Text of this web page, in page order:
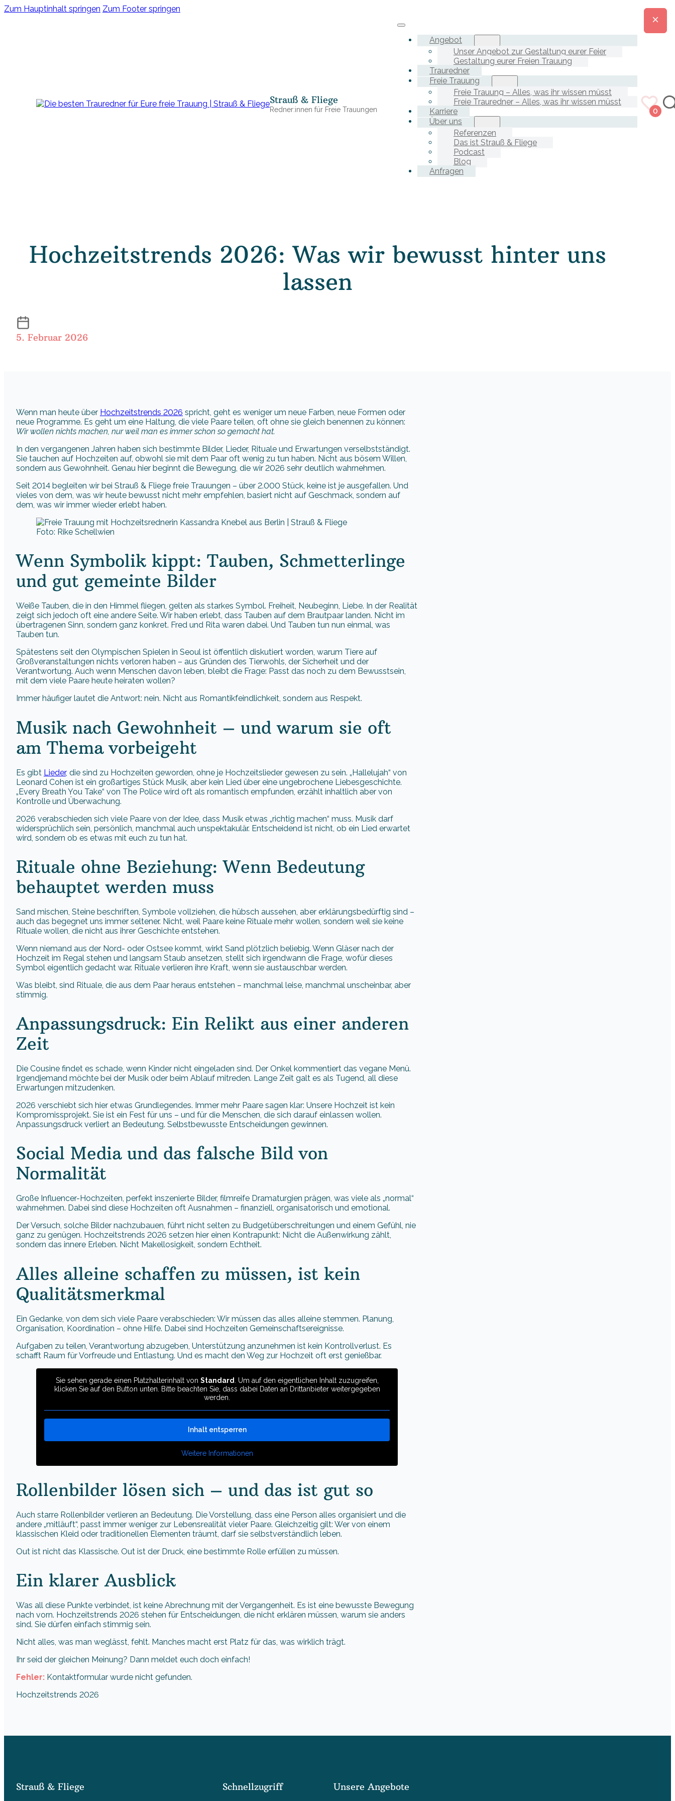
Zum Hauptinhalt springen Zum Footer springen
Strauß & Fliege
Redner:innen für Freie Trauungen
Angebot
Unser Angebot zur Gestaltung eurer Feier
Gestaltung eurer Freien Trauung
Trauredner
Freie Trauung
Freie Trauung – Alles, was ihr wissen müsst
Freie Trauredner – Alles, was ihr wissen müsst
Karriere
Über uns
Referenzen
Das ist Strauß & Fliege
Podcast
Blog
Anfragen
0
Hochzeitstrends 2026: Was wir bewusst hinter uns
lassen
5. Februar 2026
Wenn man heute über Hochzeitstrends 2026 spricht, geht es weniger um neue Farben, neue Formen oder
neue Programme. Es geht um eine Haltung, die viele Paare teilen, oft ohne sie gleich benennen zu können:
Wir wollen nichts machen, nur weil man es immer schon so gemacht hat.
In den vergangenen Jahren haben sich bestimmte Bilder, Lieder, Rituale und Erwartungen verselbstständigt.
Sie tauchen auf Hochzeiten auf, obwohl sie mit dem Paar oft wenig zu tun haben. Nicht aus bösem Willen,
sondern aus Gewohnheit. Genau hier beginnt die Bewegung, die wir 2026 sehr deutlich wahrnehmen.
Seit 2014 begleiten wir bei Strauß & Fliege freie Trauungen – über 2.000 Stück, keine ist je ausgefallen. Und
vieles von dem, was wir heute bewusst nicht mehr empfehlen, basiert nicht auf Geschmack, sondern auf
dem, was wir immer wieder erlebt haben.
Foto: Rike Schellwien
Wenn Symbolik kippt: Tauben, Schmetterlinge
und gut gemeinte Bilder
Weiße Tauben, die in den Himmel fliegen, gelten als starkes Symbol. Freiheit, Neubeginn, Liebe. In der Realität
zeigt sich jedoch oft eine andere Seite. Wir haben erlebt, dass Tauben auf dem Brautpaar landen. Nicht im
übertragenen Sinn, sondern ganz konkret. Fred und Rita waren dabei. Und Tauben tun nun einmal, was
Tauben tun.
Spätestens seit den Olympischen Spielen in Seoul ist öffentlich diskutiert worden, warum Tiere auf
Großveranstaltungen nichts verloren haben – aus Gründen des Tierwohls, der Sicherheit und der
Verantwortung. Auch wenn Menschen davon leben, bleibt die Frage: Passt das noch zu dem Bewusstsein,
mit dem viele Paare heute heiraten wollen?
Immer häufiger lautet die Antwort: nein. Nicht aus Romantikfeindlichkeit, sondern aus Respekt.
Musik nach Gewohnheit – und warum sie oft
am Thema vorbeigeht
Es gibt Lieder, die sind zu Hochzeiten geworden, ohne je Hochzeitslieder gewesen zu sein. „Hallelujah“ von
Leonard Cohen ist ein großartiges Stück Musik, aber kein Lied über eine ungebrochene Liebesgeschichte.
„Every Breath You Take“ von The Police wird oft als romantisch empfunden, erzählt inhaltlich aber von
Kontrolle und Überwachung.
2026 verabschieden sich viele Paare von der Idee, dass Musik etwas „richtig machen“ muss. Musik darf
widersprüchlich sein, persönlich, manchmal auch unspektakulär. Entscheidend ist nicht, ob ein Lied erwartet
wird, sondern ob es etwas mit euch zu tun hat.
Rituale ohne Beziehung: Wenn Bedeutung
behauptet werden muss
Sand mischen, Steine beschriften, Symbole vollziehen, die hübsch aussehen, aber erklärungsbedürftig sind –
auch das begegnet uns immer seltener. Nicht, weil Paare keine Rituale mehr wollen, sondern weil sie keine
Rituale wollen, die nicht aus ihrer Geschichte entstehen.
Wenn niemand aus der Nord- oder Ostsee kommt, wirkt Sand plötzlich beliebig. Wenn Gläser nach der
Hochzeit im Regal stehen und langsam Staub ansetzen, stellt sich irgendwann die Frage, wofür dieses
Symbol eigentlich gedacht war. Rituale verlieren ihre Kraft, wenn sie austauschbar werden.
Was bleibt, sind Rituale, die aus dem Paar heraus entstehen – manchmal leise, manchmal unscheinbar, aber
stimmig.
Anpassungsdruck: Ein Relikt aus einer anderen
Zeit
Die Cousine findet es schade, wenn Kinder nicht eingeladen sind. Der Onkel kommentiert das vegane Menü.
Irgendjemand möchte bei der Musik oder beim Ablauf mitreden. Lange Zeit galt es als Tugend, all diese
Erwartungen mitzudenken.
2026 verschiebt sich hier etwas Grundlegendes. Immer mehr Paare sagen klar: Unsere Hochzeit ist kein
Kompromissprojekt. Sie ist ein Fest für uns – und für die Menschen, die sich darauf einlassen wollen.
Anpassungsdruck verliert an Bedeutung. Selbstbewusste Entscheidungen gewinnen.
Social Media und das falsche Bild von
Normalität
Große Influencer-Hochzeiten, perfekt inszenierte Bilder, filmreife Dramaturgien prägen, was viele als „normal“
wahrnehmen. Dabei sind diese Hochzeiten oft Ausnahmen – finanziell, organisatorisch und emotional.
Der Versuch, solche Bilder nachzubauen, führt nicht selten zu Budgetüberschreitungen und einem Gefühl, nie
ganz zu genügen. Hochzeitstrends 2026 setzen hier einen Kontrapunkt: Nicht die Außenwirkung zählt,
sondern das innere Erleben. Nicht Makellosigkeit, sondern Echtheit.
Alles alleine schaffen zu müssen, ist kein
Qualitätsmerkmal
Ein Gedanke, von dem sich viele Paare verabschieden: Wir müssen das alles alleine stemmen. Planung,
Organisation, Koordination – ohne Hilfe. Dabei sind Hochzeiten Gemeinschaftsereignisse.
Aufgaben zu teilen, Verantwortung abzugeben, Unterstützung anzunehmen ist kein Kontrollverlust. Es
schafft Raum für Vorfreude und Entlastung. Und es macht den Weg zur Hochzeit oft erst genießbar.
Sie sehen gerade einen Platzhalterinhalt von Standard . Um auf den eigentlichen Inhalt zuzugreifen,
klicken Sie auf den Button unten. Bitte beachten Sie, dass dabei Daten an Drittanbieter weitergegeben
werden.
Inhalt entsperren
Weitere Informationen
Rollenbilder lösen sich – und das ist gut so
Auch starre Rollenbilder verlieren an Bedeutung. Die Vorstellung, dass eine Person alles organisiert und die
andere „mitläuft“, passt immer weniger zur Lebensrealität vieler Paare. Gleichzeitig gilt: Wer von einem
klassischen Kleid oder traditionellen Elementen träumt, darf sie selbstverständlich leben.
Out ist nicht das Klassische. Out ist der Druck, eine bestimmte Rolle erfüllen zu müssen.
Ein klarer Ausblick
Was all diese Punkte verbindet, ist keine Abrechnung mit der Vergangenheit. Es ist eine bewusste Bewegung
nach vorn. Hochzeitstrends 2026 stehen für Entscheidungen, die nicht erklären müssen, warum sie anders
sind. Sie dürfen einfach stimmig sein.
Nicht alles, was man weglässt, fehlt. Manches macht erst Platz für das, was wirklich trägt.
Ihr seid der gleichen Meinung? Dann meldet euch doch einfach!
Fehler: Kontaktformular wurde nicht gefunden.
Hochzeitstrends 2026
Strauß & Fliege Schnellzugriff Unsere Angebote